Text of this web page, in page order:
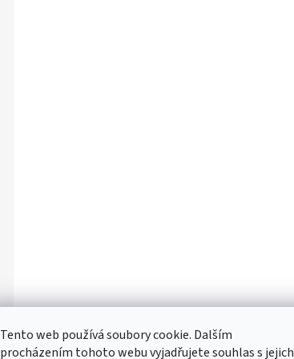
Tento web používá soubory cookie. Dalším
procházením tohoto webu vyjadřujete souhlas s jejich